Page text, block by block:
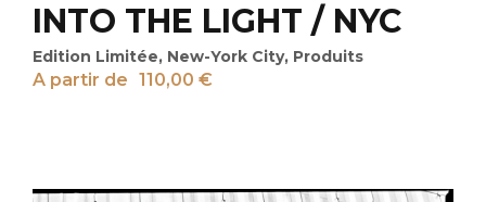
INTO THE LIGHT / NYC
Edition Limitée, New-York City, Produits
A partir de 110,00 €